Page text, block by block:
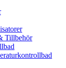
Tillbehör